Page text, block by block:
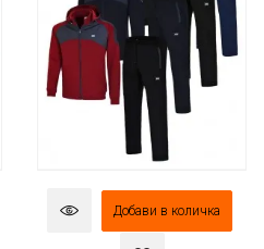
Добави в количка